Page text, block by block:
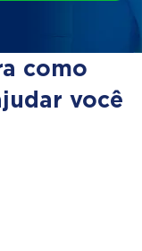
como
você